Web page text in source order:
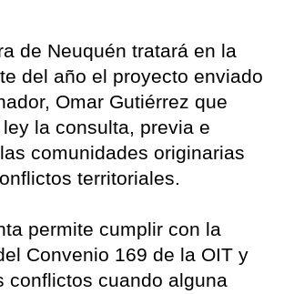
de Neuquén tratará en la
del año el proyecto enviado
Omar Gutiérrez que
la consulta, previa e
comunidades originarias
territoriales.
permite cumplir con la
Convenio 169 de la OIT y
conflictos cuando alguna